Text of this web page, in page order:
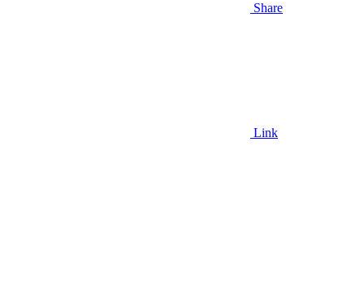
Share
Link